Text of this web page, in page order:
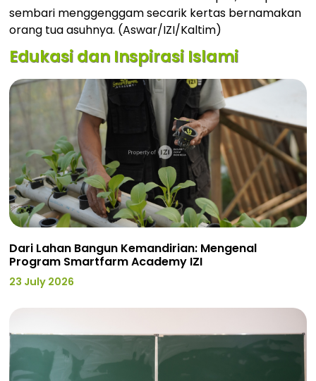
sembari menggenggam secarik kertas bernamakan
orang tua asuhnya. (Aswar/IZI/Kaltim)
Edukasi dan Inspirasi Islami
Dari Lahan Bangun Kemandirian: Mengenal
Program Smartfarm Academy IZI
23 July 2026